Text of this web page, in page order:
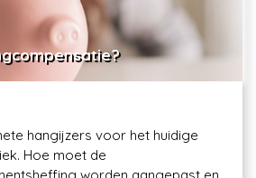
hangijzers voor het huidige
Hoe moet de